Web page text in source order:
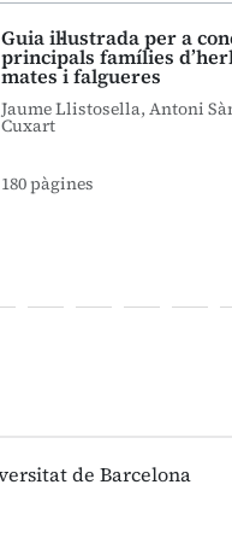
Guia il·lustrada per a
principals famílies
mates i falgueres
Jaume Llistosella, Antoni
Cuxart
180 pàgines